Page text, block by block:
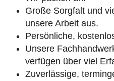
Große Sorgfalt und
unsere Arbeit aus.
Persönliche,
Unsere
verfügen über viel
Zuverlässige,